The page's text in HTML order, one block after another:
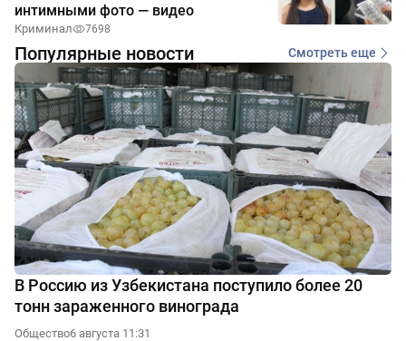
интимными фото — видео
Криминал 7698
Популярные новости Смотреть еще
В Россию из Узбекистана поступило более 20
тонн зараженного винограда
Общество6 августа 11:31